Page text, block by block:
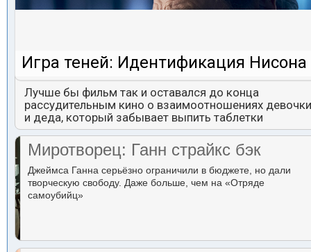
Игра теней: Идентификация Нисона
Лучше бы фильм так и оставался до конца
рассудительным кино о взаимоотношениях девочки
и деда, который забывает выпить таблетки
Миротворец: Ганн страйкс бэк
Джеймса Ганна серьёзно ограничили в бюджете, но дали
творческую свободу. Даже больше, чем на «Отряде
самоубийц»